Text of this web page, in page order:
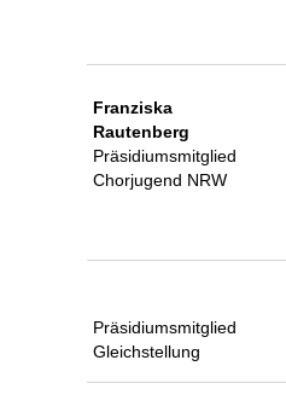
Franziska
Rautenberg
Präsidiumsmitglied
Chorjugend NRW
Präsidiumsmitglied
Gleichstellung